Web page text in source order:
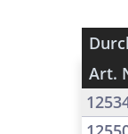
Art.